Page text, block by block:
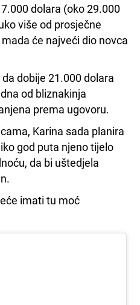
dolara (oko 29.000
više od prosječne
će najveći dio novca
dobije 21.000 dolara
od bliznakinja
prema ugovoru.
Karina sada planira
god puta njeno tijelo
da bi uštedjela
imati tu moć